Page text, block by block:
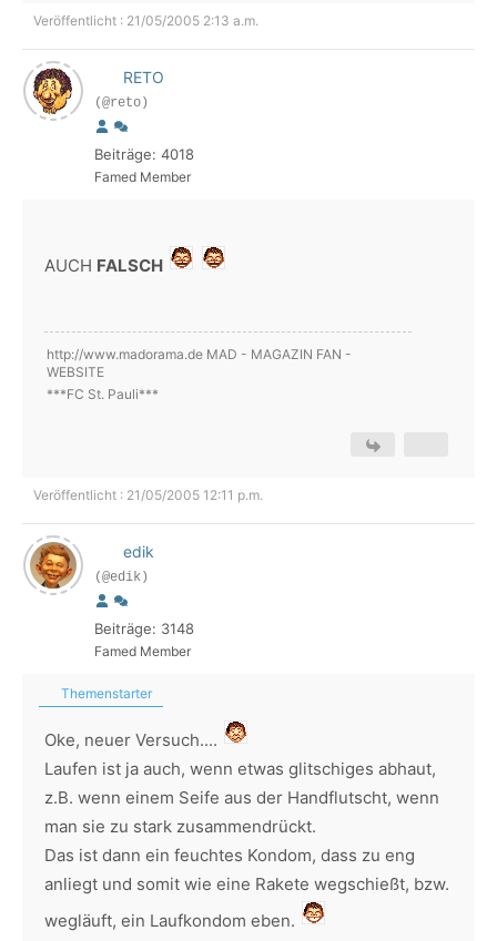
Veröffentlicht : 21/05/2005 2:13 a.m.
RETO
(@reto)
Beiträge: 4018
Famed Member
AUCH FALSCH
http://www.madorama.de MAD - MAGAZIN FAN -
WEBSITE
***FC St. Pauli***
Veröffentlicht : 21/05/2005 12:11 p.m.
edik
(@edik)
Beiträge: 3148
Famed Member
Themenstarter
Oke, neuer Versuch....
Laufen ist ja auch, wenn etwas glitschiges abhaut,
z.B. wenn einem Seife aus der Handflutscht, wenn
man sie zu stark zusammendrückt.
Das ist dann ein feuchtes Kondom, dass zu eng
anliegt und somit wie eine Rakete wegschießt, bzw.
wegläuft, ein Laufkondom eben.